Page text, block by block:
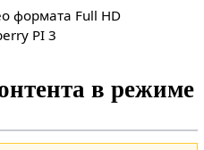
формата Full HD
PI 3
в режиме